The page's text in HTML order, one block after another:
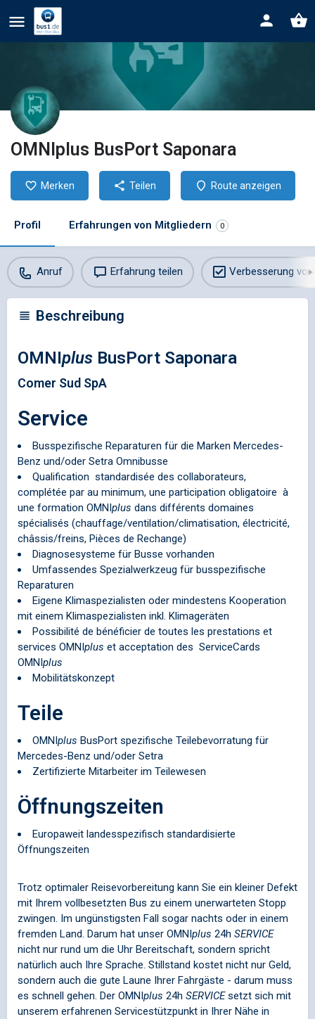
OMNIplus BusPort Saponara
Merken Teilen Route anzeigen
Profil Erfahrungen von Mitgliedern 0
Anruf Erfahrung teilen Verbesserung
Beschreibung
OMNIplus BusPort Saponara
Comer Sud SpA
Service
Busspezifische Reparaturen für die Marken Mercedes-
Benz und/oder Setra Omnibusse
Qualification standardisée des collaborateurs,
complétée par au minimum, une participation obligatoire à
une formation OMNIplus dans différents domaines
spécialisés (chauffage/ventilation/climatisation, électricité,
châssis/freins, Pièces de Rechange)
Diagnosesysteme für Busse vorhanden
Umfassendes Spezialwerkzeug für busspezifische
Reparaturen
Eigene Klimaspezialisten oder mindestens Kooperation
mit einem Klimaspezialisten inkl. Klimageräten
Possibilité de bénéficier de toutes les prestations et
services OMNIplus et acceptation des ServiceCards
OMNIplus
Mobilitätskonzept
Teile
OMNIplus BusPort spezifische Teilebevorratung für
Mercedes-Benz und/oder Setra
Zertifizierte Mitarbeiter im Teilewesen
Öffnungszeiten
Europaweit landesspezifisch standardisierte
Öffnungszeiten
Trotz optimaler Reisevorbereitung kann Sie ein kleiner Defekt
mit Ihrem vollbesetzten Bus zu einem unerwarteten Stopp
zwingen. Im ungünstigsten Fall sogar nachts oder in einem
fremden Land. Darum hat unser OMNIplus 24h SERVICE
nicht nur rund um die Uhr Bereitschaft, sondern spricht
natürlich auch Ihre Sprache. Stillstand kostet nicht nur Geld,
sondern auch die gute Laune Ihrer Fahrgäste - darum muss
es schnell gehen. Der OMNIplus 24h SERVICEsetzt sich mit
unserem erfahrenen Servicestützpunkt in Ihrer Nähe in